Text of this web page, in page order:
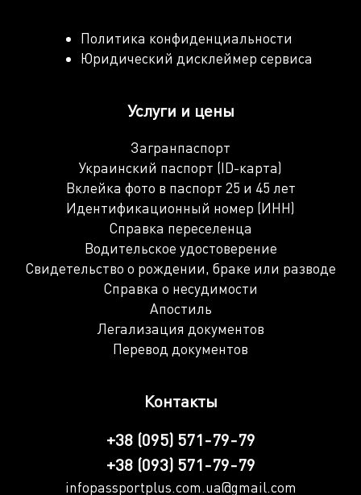
Политика конфиденциальности
Юридический дисклеймер сервиса
Услуги и цены
Загранпаспорт
Украинский паспорт (ID-карта)
Вклейка фото в паспорт 25 и 45 лет
Идентификационный номер (ИНН)
Справка переселенца
Водительское удостоверение
Свидетельство о рождении, браке или разводе
Справка о несудимости
Апостиль
Легализация документов
Перевод документов
Контакты
+38 (095) 571-79-79
+38 (093) 571-79-79
infopassportplus.com.ua@gmail.com